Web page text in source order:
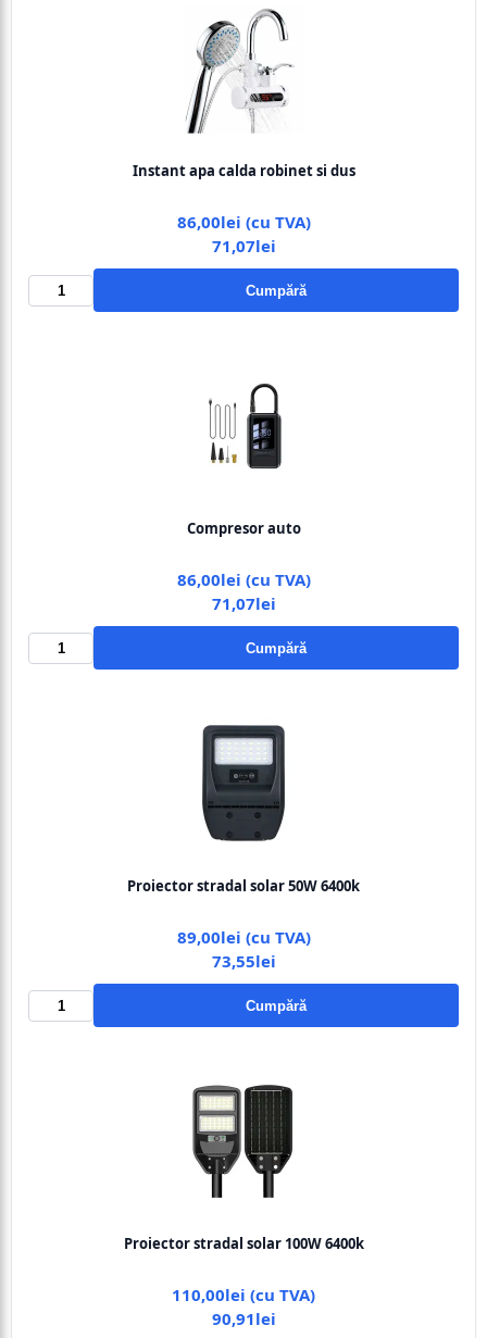
Instant apa calda robinet si dus
86,00lei (cu TVA)
71,07lei
Cumpără
Compresor auto
86,00lei (cu TVA)
71,07lei
Cumpără
Proiector stradal solar 50W 6400k
89,00lei (cu TVA)
73,55lei
Cumpără
Proiector stradal solar 100W 6400k
110,00lei (cu TVA)
90,91lei